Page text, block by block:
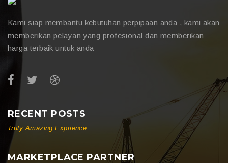
Kami siap membantu kebutuhan perpipaan anda , kami akan
memberikan pelayan yang profesional dan memberikan
harga terbaik untuk anda
RECENT POSTS
Truly Amazing Exprience
MARKETPLACE PARTNER